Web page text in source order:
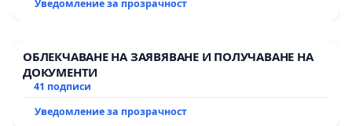
Уведомление за прозрачност
ОБЛЕКЧАВАНЕ НА ЗАЯВЯВАНЕ И ПОЛУЧАВАНЕ НА
ДОКУМЕНТИ
41 подписи
Уведомление за прозрачност